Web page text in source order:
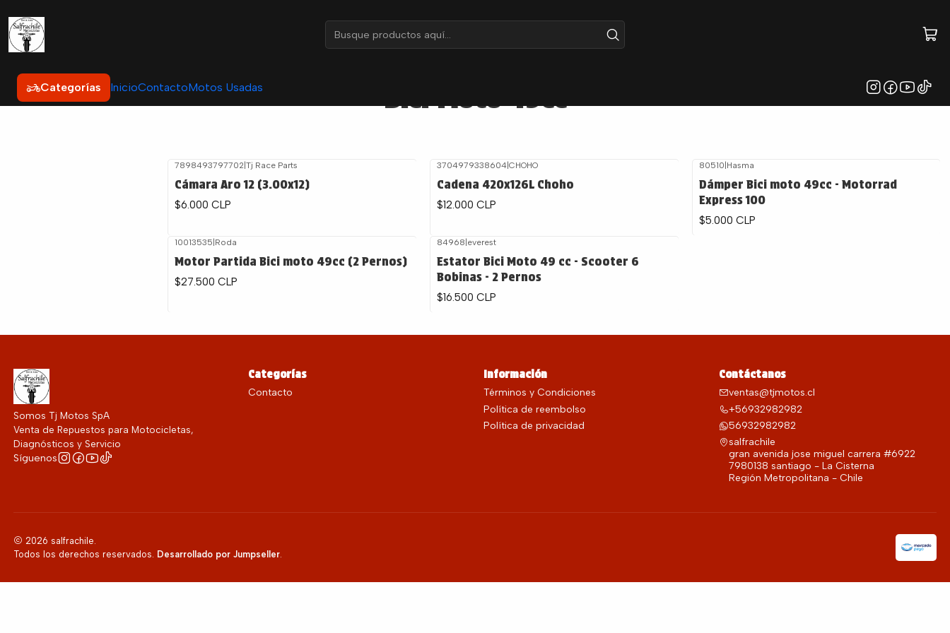
Categorías InicioContactoMotos Usadas Bici-Moto 49cc
7898493797702|Tj Race Parts
Cámara Aro 12 (3.00x12)
$6.000 CLP
3704979338604|CHOHO
Cadena 420x126L Choho
$12.000 CLP
80510|Hasma
Dámper Bici moto 49cc - Motorrad
Express 100
$5.000 CLP
10013535|Roda
Motor Partida Bici moto 49cc (2 Pernos)
$27.500 CLP
84968|everest
Estator Bici Moto 49 cc - Scooter 6
Bobinas - 2 Pernos
$16.500 CLP
Somos Tj Motos SpA
Venta de Repuestos para Motocicletas,
Diagnósticos y Servicio
Síguenos
Categorías
Contacto
Información
Términos y Condiciones
Política de reembolso
Política de privacidad
Contáctanos
ventas@tjmotos.cl
+56932982982
56932982982
salfrachile
gran avenida jose miguel carrera #6922
7980138 santiago - La Cisterna
Región Metropolitana - Chile
2026 salfrachile.
Todos los derechos reservados. Desarrollado por Jumpseller.